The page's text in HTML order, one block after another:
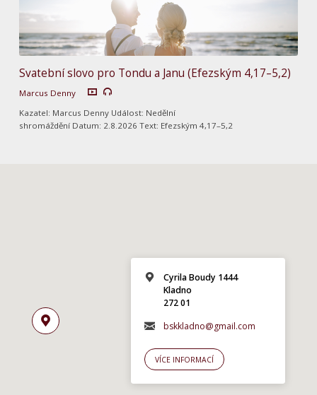
Svatební slovo pro Tondu a Janu (Efezským 4,17–5,2)
Marcus Denny
Kazatel: Marcus Denny Událost: Nedělní
shromáždění Datum: 2.8.2026 Text: Efezským 4,17–5,2
Cyrila Boudy 1444
Kladno
272 01
bskkladno@gmail.com
VÍCE INFORMACÍ